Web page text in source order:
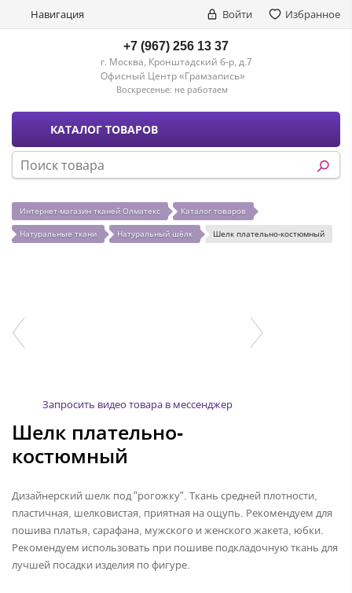
Навигация Войти Избранное
+7 (967) 256 13 37
г. Москва, Кронштадский б-р, д.7
Офисный Центр «Грамзапись»
Воскресенье: не работаем
КАТАЛОГ ТОВАРОВ
Интернет-магазин тканей Олматекс Каталог товаров
Натуральные ткани Натуральный шёлк Шелк плательно-костюмный
Запросить видео товара в мессенджер
Шелк плательно-
костюмный
Дизайнерский шелк под "рогожку". Ткань средней плотности,
пластичная, шелковистая, приятная на ощупь. Рекомендуем для
пошива платья, сарафана, мужского и женского жакета, юбки.
Рекомендуем использовать при пошиве подкладочную ткань для
лучшей посадки изделия по фигуре.